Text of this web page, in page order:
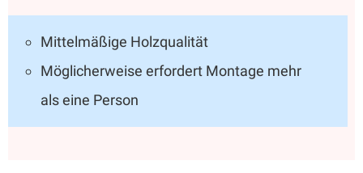
Mittelmäßige Holzqualität
Möglicherweise erfordert Montage mehr
als eine Person